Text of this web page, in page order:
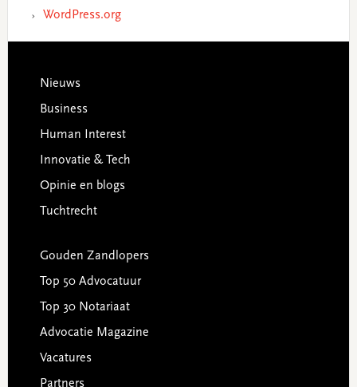
WordPress.org
Footer
Nieuws
Business
Human Interest
Innovatie & Tech
Opinie en blogs
Tuchtrecht
Gouden Zandlopers
Top 50 Advocatuur
Top 30 Notariaat
Advocatie Magazine
Vacatures
Partners